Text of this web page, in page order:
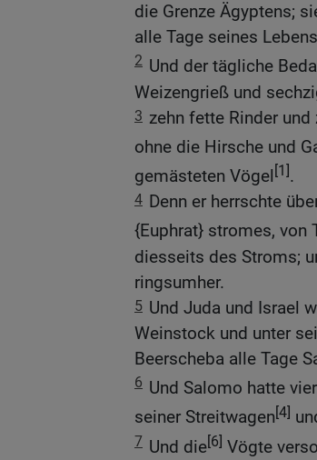
die Grenze Ägyptens;
alle Tage seines
2 Und der tägliche
Weizengrieß und
3 zehn fette Rinder
ohne die Hirsche und
gemästeten Vögel [1].
4 Denn er herrschte
{Euphrat} stromes, von
diesseits des Stroms;
ringsumher.
5 Und Juda und Israel
Weinstock und unter
Beerscheba alle Tage
6 Und Salomo hatte
seiner Streitwagen[4]
7 Und die[6] Vögte